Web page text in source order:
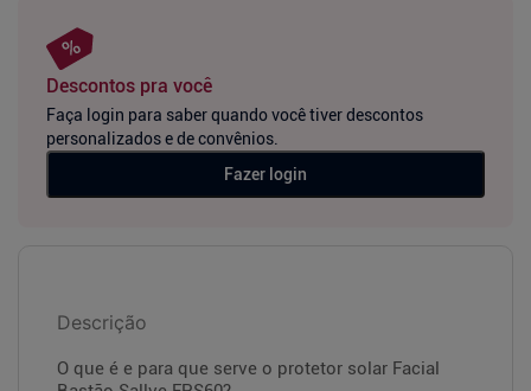
Descontos pra você
Faça login para saber quando você tiver descontos
personalizados e de convênios.
Fazer login
Descrição
O que é e para que serve o protetor solar Facial